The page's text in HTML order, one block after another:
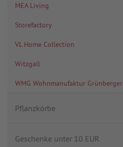
MEA Living
Storefactory
VL Home Collection
Witzgall
WMG Wohnmanufaktur Grünberger
Pflanzkörbe
Geschenke unter 10 EUR